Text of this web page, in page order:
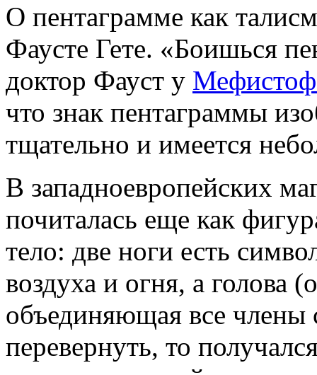
О пентаграмме как
Фаусте Гете. «Боишься
доктор Фауст у
что знак пентаграммы
тщательно и имеется
В западноевропейских
почиталась еще как
тело: две ноги есть
воздуха и огня, а голова
объединяющая все члены
перевернуть, то